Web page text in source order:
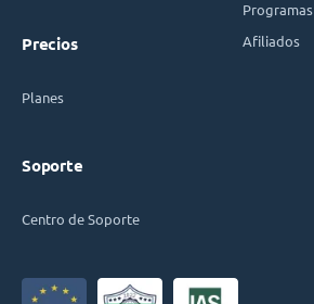
Precios
Planes
Soporte
Centro de Soporte
Programas
Afiliados